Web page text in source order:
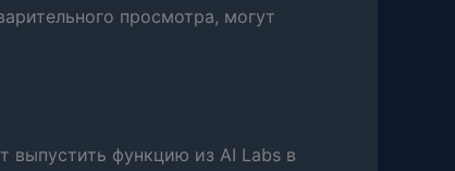
просмотра, могут
выпустить функцию из AI Labs в